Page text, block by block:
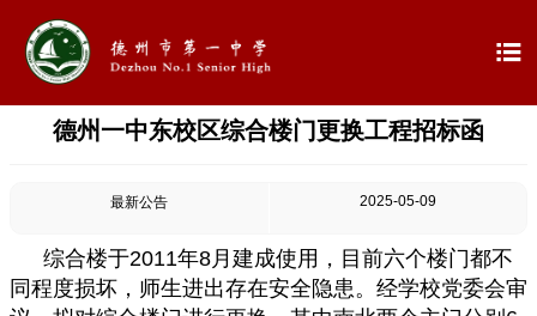

德州一中东校区综合楼门更换工程招标函
最新公告 2025-05-09
综合楼于2011年8月建成使用，目前六个楼门都不
同程度损坏，师生进出存在安全隐患。经学校党委会审
首页
学校概况
 信息公开